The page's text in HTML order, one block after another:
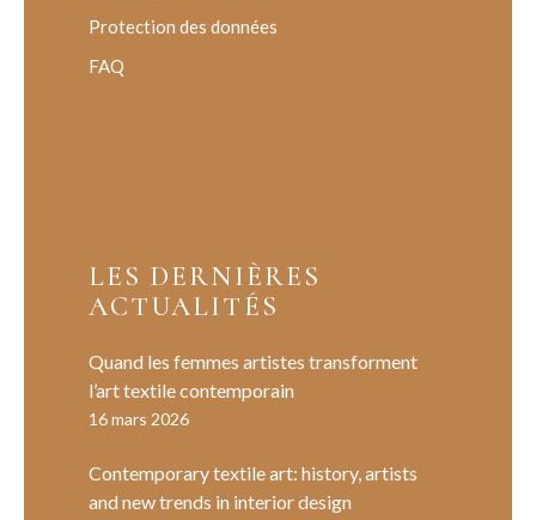
Protection des données
FAQ
LES DERNIÈRES
ACTUALITÉS
Quand les femmes artistes transforment
l’art textile contemporain
16 mars 2026
Contemporary textile art: history, artists
and new trends in interior design